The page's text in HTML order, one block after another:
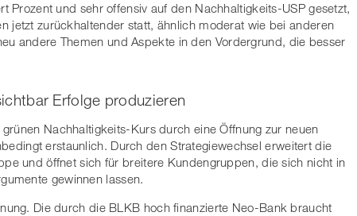
Prozent und sehr offensiv auf den Nachhaltigkeits-USP gesetzt,
jetzt zurückhaltender statt, ähnlich moderat wie bei anderen
andere Themen und Aspekte in den Vordergrund, die besser
Erfolge produzieren
Nachhaltigkeits-Kurs durch eine Öffnung zur neuen
erstaunlich. Durch den Strategiewechsel erweitert die
und öffnet sich für breitere Kundengruppen, die sich nicht in
gewinnen lassen.
Die durch die BLKB hoch finanzierte Neo-Bank braucht